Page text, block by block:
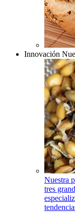
Innovación
Nuestra
tres